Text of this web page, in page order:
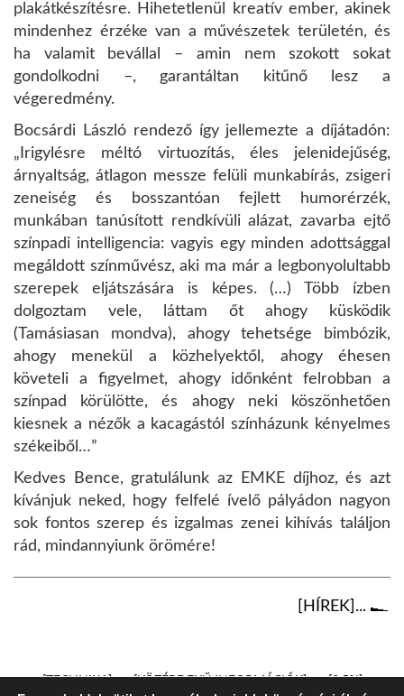
plakátkészítésre. Hihetetlenül kreatív ember, akinek
mindenhez érzéke van a művészetek területén, és
ha valamit bevállal – amin nem szokott sokat
gondolkodni –, garantáltan kitűnő lesz a
végeredmény.
Bocsárdi László rendező így jellemezte a díjátadón:
„Irigylésre méltó virtuozítás, éles jelenidejűség,
árnyaltság, átlagon messze felüli munkabírás, zsigeri
zeneiség és bosszantóan fejlett humorérzék,
munkában tanúsított rendkívüli alázat, zavarba ejtő
színpadi intelligencia: vagyis egy minden adottsággal
megáldott színművész, aki ma már a legbonyolultabb
szerepek eljátszására is képes. (…) Több ízben
dolgoztam vele, láttam őt ahogy küsködik
(Tamásiasan mondva), ahogy tehetsége bimbózik,
ahogy menekül a közhelyektől, ahogy éhesen
követeli a figyelmet, ahogy időnként felrobban a
színpad körülötte, és ahogy neki köszönhetően
kiesnek a nézők a kacagástól színházunk kényelmes
székeiből…”
Kedves Bence, gratulálunk az EMKE díjhoz, és azt
kívánjuk neked, hogy felfelé ívelő pályádon nagyon
sok fontos szerep és izgalmas zenei kihívás találjon
rád, mindannyiunk örömére!
[HÍREK]...